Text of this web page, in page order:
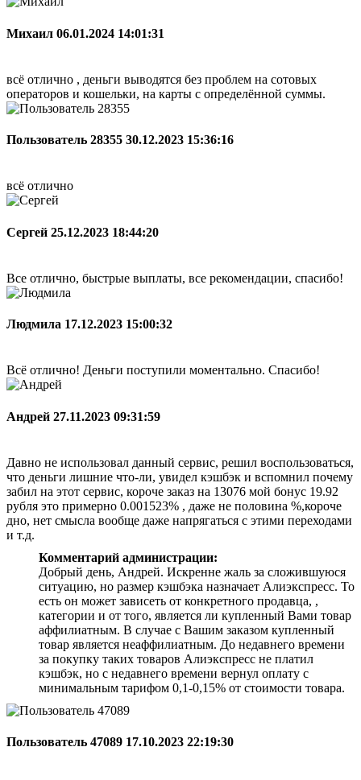
Михаил 06.01.2024 14:01:31
всё отлично , деньги выводятся без проблем на сотовых
операторов и кошельки, на карты с определённой суммы.
Пользователь 28355 30.12.2023 15:36:16
всё отлично
Сергей 25.12.2023 18:44:20
Все отлично, быстрые выплаты, все рекомендации, спасибо!
Людмила 17.12.2023 15:00:32
Всё отлично! Деньги поступили моментально. Спасибо!
Андрей 27.11.2023 09:31:59
Давно не использовал данный сервис, решил воспользоваться,
что деньги лишние что-ли, увидел кэшбэк и вспомнил почему
забил на этот сервис, короче заказ на 13076 мой бонус 19.92
рубля это примерно 0.001523% , даже не половина %,короче
дно, нет смысла вообще даже напрягаться с этими переходами
и т.д.
Комментарий администрации:
Добрый день, Андрей. Искренне жаль за сложившуюся
ситуацию, но размер кэшбэка назначает Алиэкспресс. То
есть он может зависеть от конкретного продавца, ,
категории и от того, является ли купленный Вами товар
аффилиатным. В случае с Вашим заказом купленный
товар является неаффилиатным. До недавнего времени
за покупку таких товаров Алиэкспресс не платил
кэшбэк, но с недавнего времени вернул оплату с
минимальным тарифом 0,1-0,15% от стоимости товара.
Пользователь 47089 17.10.2023 22:19:30